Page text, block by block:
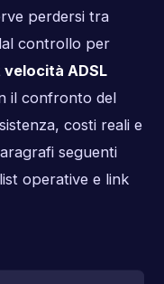
perdersi tra
controllo per
ADSL
il confronto del
costi reali e
seguenti
operative e link